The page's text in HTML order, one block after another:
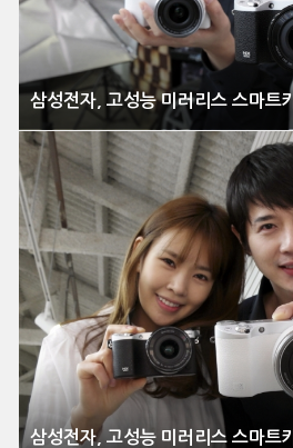
삼성전자, 고성능 미러리스 스마트
삼성전자, 고성능 미러리스 스마트